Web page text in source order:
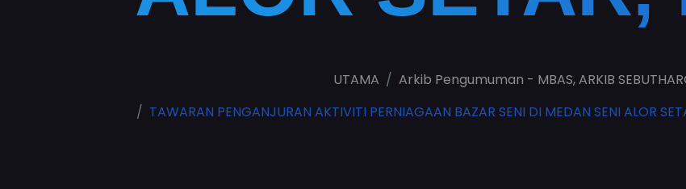
UTAMA Arkib Pengumuman - MBAS,ARKIB
TAWARAN PENGANJURAN AKTIVITI PERNIAGAAN BAZAR SENI DI MEDAN SENI ALOR